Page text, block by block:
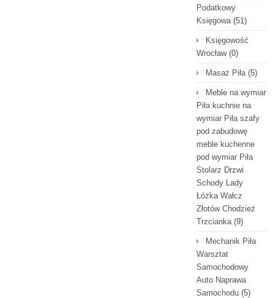
Podatkowy
Księgowa(51)
Księgowość
Wrocław(0)
Masaż Piła(5)
Meble na wymiar
Piła kuchnie na
wymiar Piła szafy
pod zabudowę
meble kuchenne
pod wymiar Piła
Stolarz Drzwi
Schody Lady
Łóżka Wałcz
Złotów Chodzież
Trzcianka(9)
Mechanik Piła
Warsztat
Samochodowy
Auto Naprawa
Samochodu (5)